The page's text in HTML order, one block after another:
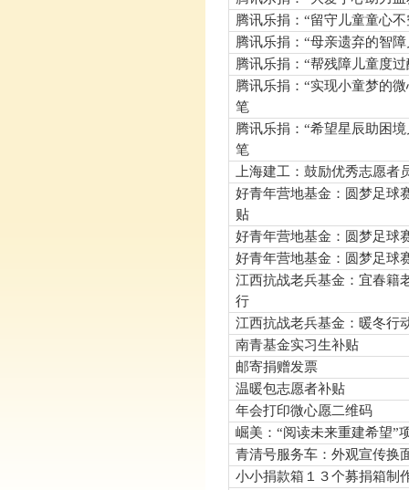
腾讯乐捐：“留守儿童童心
腾讯乐捐：“母亲遗弃的智障
腾讯乐捐：“帮残障儿童度
腾讯乐捐：“实现小童梦的
笔
腾讯乐捐：“希望星辰助困
笔
上海建工：鼓励优秀志愿者
好青年营地基金：圆梦足球
贴
好青年营地基金：圆梦足球
好青年营地基金：圆梦足球
江西抗战老兵基金：宜春籍
行
江西抗战老兵基金：暖冬行
南青基金实习生补贴
邮寄捐赠发票
温暖包志愿者补贴
年会打印微心愿二维码
崛美：“阅读未来重建希望”
青清号服务车：外观宣传换
小小捐款箱１３个募捐箱制